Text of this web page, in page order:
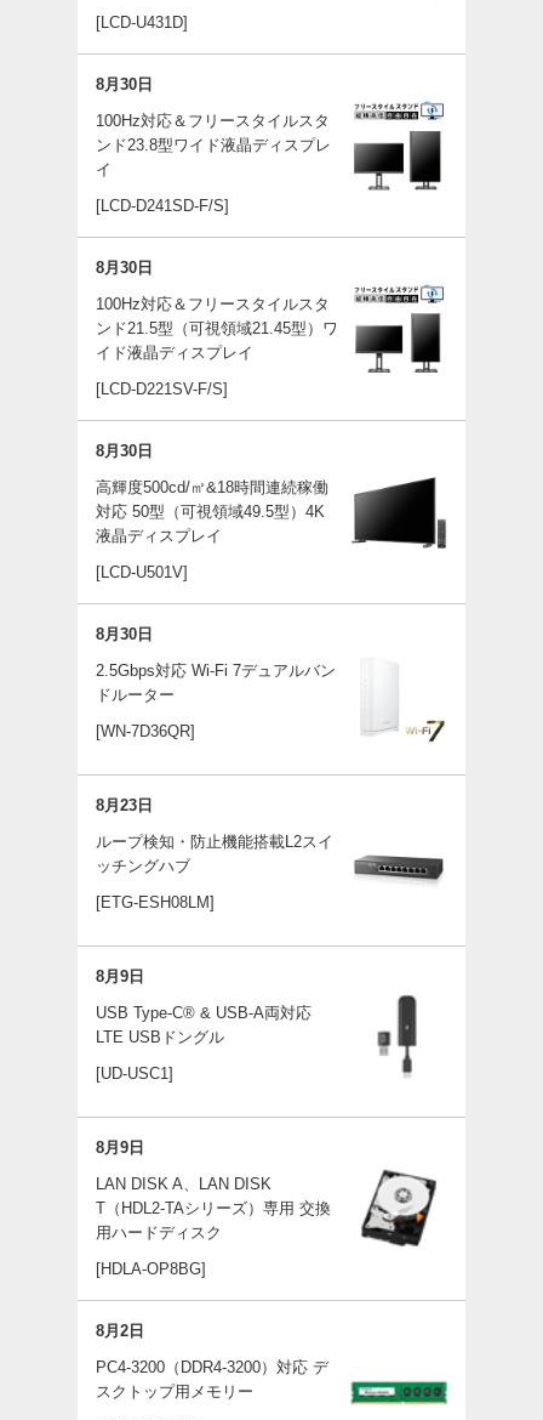
[LCD-U431D]
8月30日
100Hz対応＆フリースタイルスタ
ンド23.8型ワイド液晶ディスプレ
イ
[LCD-D241SD-F/S]
8月30日
100Hz対応＆フリースタイルスタ
ンド21.5型（可視領域21.45型）ワ
イド液晶ディスプレイ
[LCD-D221SV-F/S]
8月30日
高輝度500cd/㎡&18時間連続稼働
対応 50型（可視領域49.5型）4K
液晶ディスプレイ
[LCD-U501V]
8月30日
2.5Gbps対応 Wi-Fi 7デュアルバン
ドルーター
[WN-7D36QR]
8月23日
ループ検知・防止機能搭載L2スイ
ッチングハブ
[ETG-ESH08LM]
8月9日
USB Type-C® & USB-A両対応
LTE USBドングル
[UD-USC1]
8月9日
LAN DISK A、LAN DISK
T（HDL2-TAシリーズ）専用 交換
用ハードディスク
[HDLA-OP8BG]
8月2日
PC4-3200（DDR4-3200）対応 デ
スクトップ用メモリー